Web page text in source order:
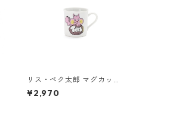
リス・ペク太郎 マグカップ
ピンク
¥2,970